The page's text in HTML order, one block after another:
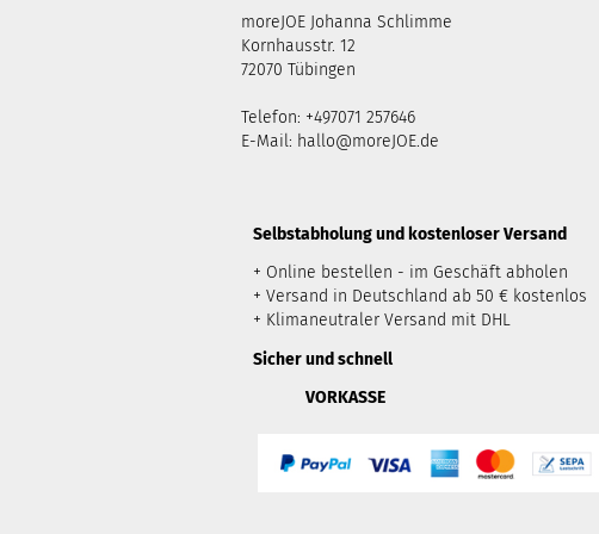
moreJOE Johanna Schlimme
Kornhausstr. 12
72070 Tübingen
Telefon: +497071 257646
E-Mail: hallo@moreJOE.de
​Selbstabholung und kostenloser Versand
+ Online bestellen - im Geschäft abholen
+ Versand in Deutschland ab 50 € kostenlos
+ Klimaneutraler Versand mit DHL
Sicher und schnell
VORKASSE